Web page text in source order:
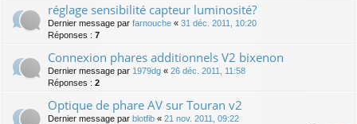
réglage sensibilité capteur luminosité?
Dernier message par farnouche « 31 déc. 2011, 10:20
Réponses : 7
Connexion phares additionnels V2 bixenon
Dernier message par 1979dg « 26 déc. 2011, 11:58
Réponses : 2
Optique de phare AV sur Touran v2
Dernier message par blotfib « 21 nov. 2011, 09:22